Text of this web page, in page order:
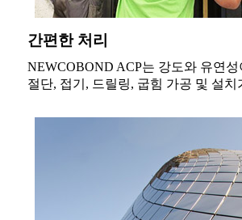
간편한 처리
NEWCOBOND ACP는 강도와 유연
절단, 접기, 드릴링, 굽힘 가공 및 설치